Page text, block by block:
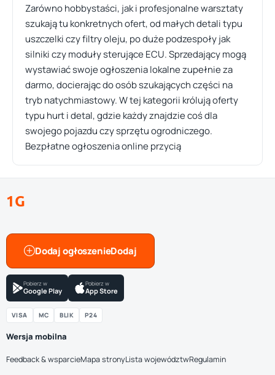
Zarówno hobbystaści, jak i profesjonalne warsztaty
szukają tu konkretnych ofert, od małych detali typu
uszczelki czy filtry oleju, po duże podzespoły jak
silniki czy moduły sterujące ECU. Sprzedający mogą
wystawiać swoje ogłoszenia lokalne zupełnie za
darmo, docierając do osób szukających części na
tryb natychmiastowy. W tej kategorii królują oferty
typu hurt i detal, gdzie każdy znajdzie coś dla
swojego pojazdu czy sprzętu ogrodniczego.
Bezpłatne ogłoszenia online przycią
1G
Dodaj ogłoszenie
Pobierz w
Google Play
Pobierz w
App Store
VISA MC BLIK P24
Wersja mobilna
Feedback & wsparcieMapa stronyLista województwRegulamin